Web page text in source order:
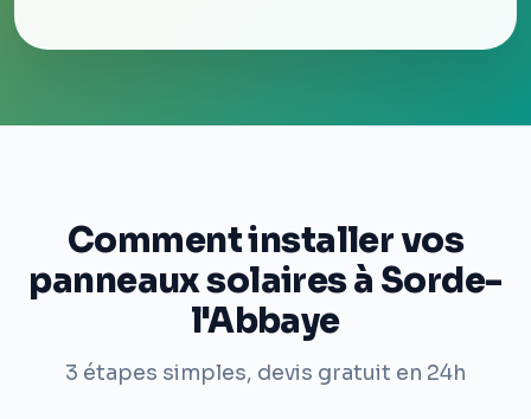
Comment installer vos
panneaux solaires à Sorde-
l'Abbaye
3 étapes simples, devis gratuit en 24h